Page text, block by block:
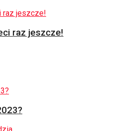
raz jeszcze!